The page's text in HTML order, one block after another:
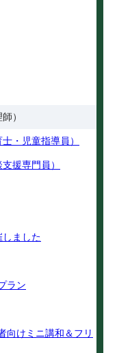
）
・児童指導員）
援専門員）
ました
ラン
向けミニ講和＆フリ